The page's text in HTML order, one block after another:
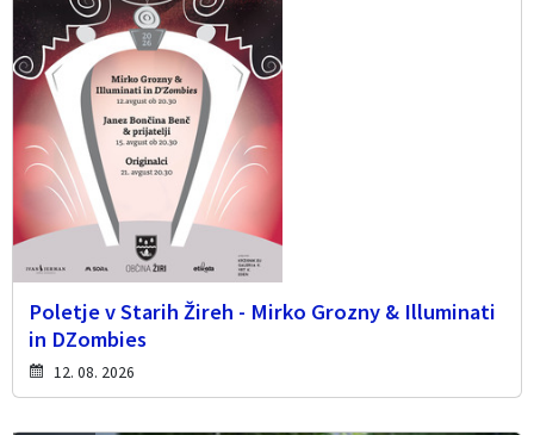
Poletje v Starih Žireh - Mirko Grozny & Illuminati
in DZombies
12. 08. 2026